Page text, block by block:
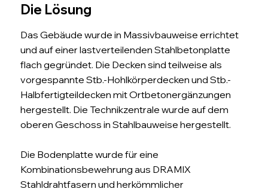
Die Lösung
Das Gebäude wurde in Massivbauweise errichtet
und auf einer lastverteilenden Stahlbetonplatte
flach gegründet. Die Decken sind teilweise als
vorgespannte Stb.-Hohlkörperdecken und Stb.-
Halbfertigteildecken mit Ortbetonergänzungen
hergestellt. Die Technikzentrale wurde auf dem
oberen Geschoss in Stahlbauweise hergestellt.
Die Bodenplatte wurde für eine
Kombinationsbewehrung aus DRAMIX
Stahldrahtfasern und herkömmlicher